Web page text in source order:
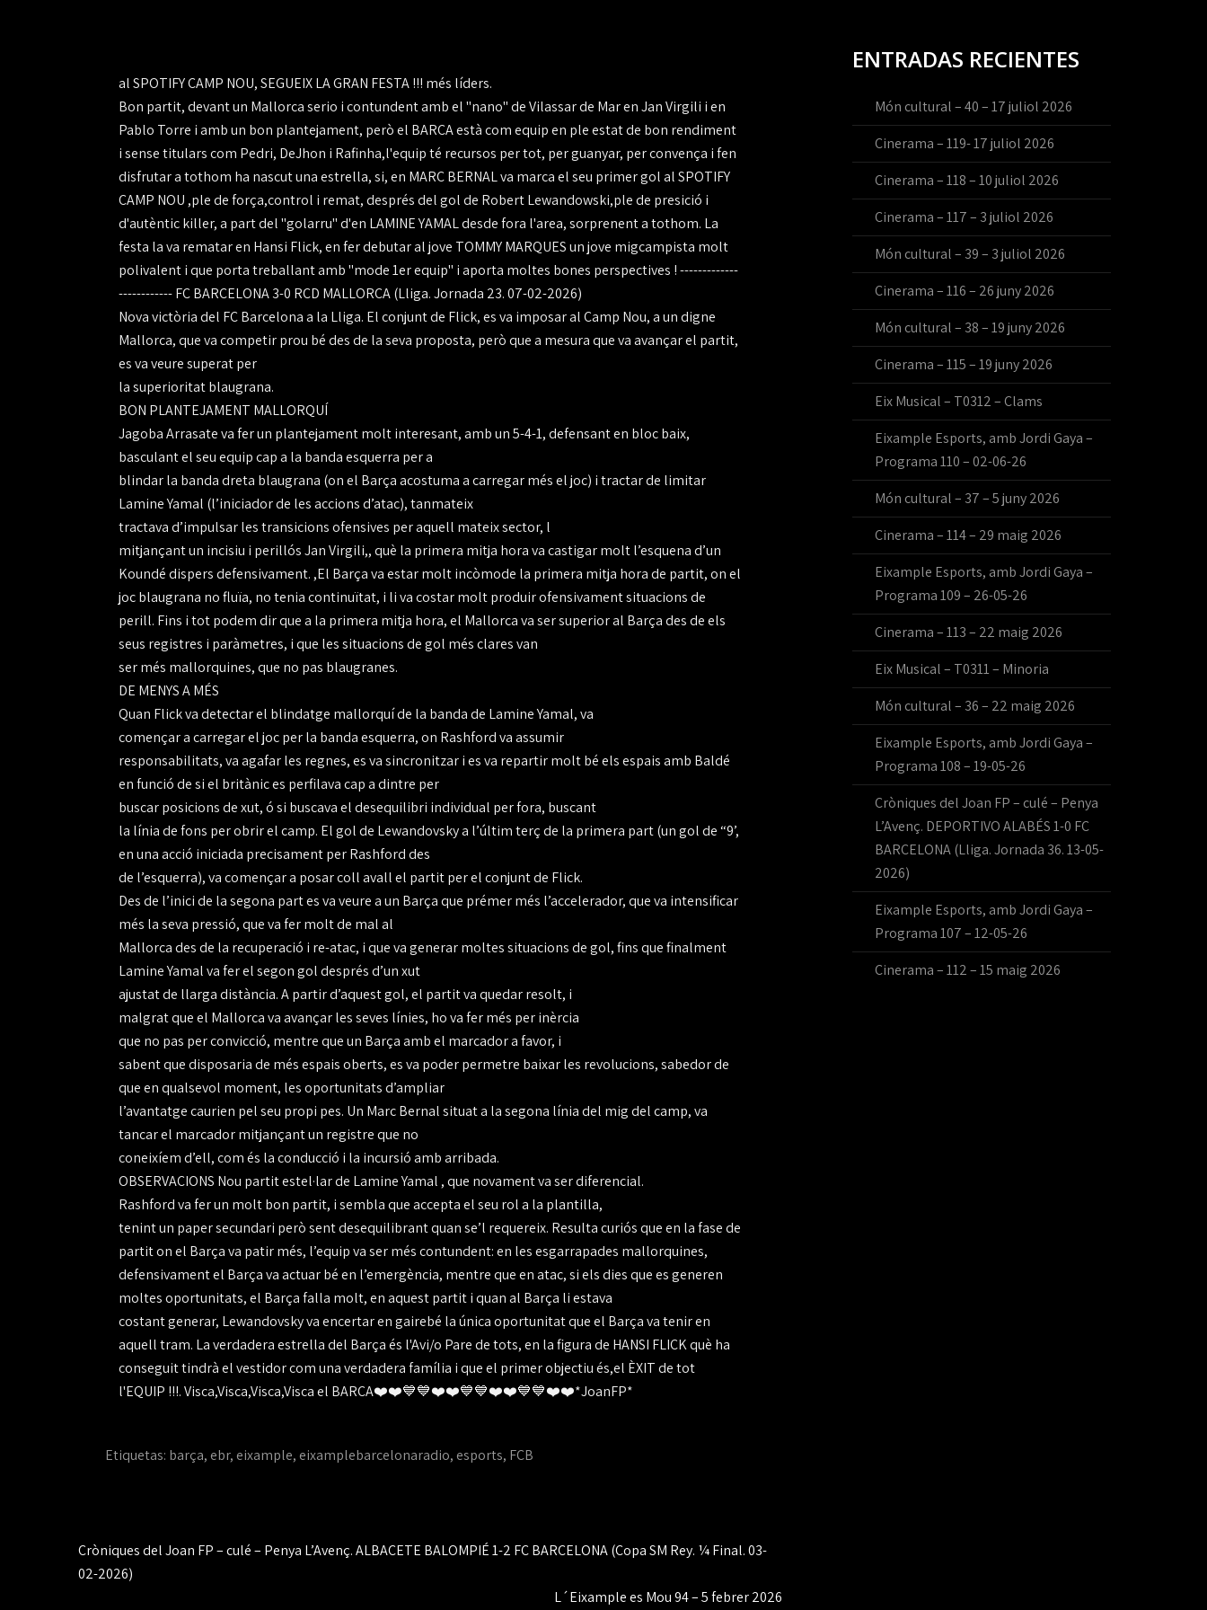
al SPOTIFY CAMP NOU, SEGUEIX LA GRAN FESTA !!! més líders.
Bon partit, devant un Mallorca serio i contundent amb el "nano" de Vilassar de Mar en Jan Virgili i en
Pablo Torre i amb un bon plantejament, però el BARÇA està com equip en ple estat de bon rendiment
i sense titulars com Pedri, DeJhon i Rafinha,l'equip té recursos per tot, per guanyar, per convença i fen
disfrutar a tothom ha nascut una estrella, si, en MARC BERNAL va marca el seu primer gol al SPOTIFY
CAMP NOU ,ple de força,control i remat, després del gol de Robert Lewandowski,ple de presició i
d'autèntic killer, a part del "golarru" d'en LAMINE YAMAL desde fora l'area, sorprenent a tothom. La
festa la va rematar en Hansi Flick, en fer debutar al jove TOMMY MARQUES un jove migcampista molt
polivalent i que porta treballant amb "mode 1er equip" i aporta moltes bones perspectives ! -------------
------------ FC BARCELONA 3-0 RCD MALLORCA (Lliga. Jornada 23. 07-02-2026)
Nova victòria del FC Barcelona a la Lliga. El conjunt de Flick, es va imposar al Camp Nou, a un digne
Mallorca, que va competir prou bé des de la seva proposta, però que a mesura que va avançar el partit,
es va veure superat per
la superioritat blaugrana.
BON PLANTEJAMENT MALLORQUÍ
Jagoba Arrasate va fer un plantejament molt interesant, amb un 5-4-1, defensant en bloc baix,
basculant el seu equip cap a la banda esquerra per a
blindar la banda dreta blaugrana (on el Barça acostuma a carregar més el joc) i tractar de limitar
Lamine Yamal (l’iniciador de les accions d’atac), tanmateix
tractava d’impulsar les transicions ofensives per aquell mateix sector, l
mitjançant un incisiu i perillós Jan Virgili,, què la primera mitja hora va castigar molt l’esquena d’un
Koundé dispers defensivament. ,El Barça va estar molt incòmode la primera mitja hora de partit, on el
joc blaugrana no fluïa, no tenia continuïtat, i li va costar molt produir ofensivament situacions de
perill. Fins i tot podem dir que a la primera mitja hora, el Mallorca va ser superior al Barça des de els
seus registres i paràmetres, i que les situacions de gol més clares van
ser més mallorquines, que no pas blaugranes.
DE MENYS A MÉS
Quan Flick va detectar el blindatge mallorquí de la banda de Lamine Yamal, va
començar a carregar el joc per la banda esquerra, on Rashford va assumir
responsabilitats, va agafar les regnes, es va sincronitzar i es va repartir molt bé els espais amb Baldé
en funció de si el britànic es perfilava cap a dintre per
buscar posicions de xut, ó si buscava el desequilibri individual per fora, buscant
la línia de fons per obrir el camp. El gol de Lewandovsky a l’últim terç de la primera part (un gol de “9’,
en una acció iniciada precisament per Rashford des
de l’esquerra), va començar a posar coll avall el partit per el conjunt de Flick.
Des de l’inici de la segona part es va veure a un Barça que prémer més l’accelerador, que va intensificar
més la seva pressió, que va fer molt de mal al
Mallorca des de la recuperació i re-atac, i que va generar moltes situacions de gol, fins que finalment
Lamine Yamal va fer el segon gol després d’un xut
ajustat de llarga distància. A partir d’aquest gol, el partit va quedar resolt, i
malgrat que el Mallorca va avançar les seves línies, ho va fer més per inèrcia
que no pas per convicció, mentre que un Barça amb el marcador a favor, i
sabent que disposaria de més espais oberts, es va poder permetre baixar les revolucions, sabedor de
que en qualsevol moment, les oportunitats d’ampliar
l’avantatge caurien pel seu propi pes. Un Marc Bernal situat a la segona línia del mig del camp, va
tancar el marcador mitjançant un registre que no
coneixíem d’ell, com és la conducció i la incursió amb arribada.
OBSERVACIONS Nou partit estel·lar de Lamine Yamal , que novament va ser diferencial.
Rashford va fer un molt bon partit, i sembla que accepta el seu rol a la plantilla,
tenint un paper secundari però sent desequilibrant quan se’l requereix. Resulta curiós que en la fase de
partit on el Barça va patir més, l’equip va ser més contundent: en les esgarrapades mallorquines,
defensivament el Barça va actuar bé en l’emergència, mentre que en atac, si els dies que es generen
moltes oportunitats, el Barça falla molt, en aquest partit i quan al Barça li estava
costant generar, Lewandovsky va encertar en gairebé la única oportunitat que el Barça va tenir en
aquell tram. La verdadera estrella del Barça és l'Avi/o Pare de tots, en la figura de HANSI FLICK què ha
conseguit tindrà el vestidor com una verdadera família i que el primer objectiu és,el ÈXIT de tot
l'EQUIP !!!. Visca,Visca,Visca,Visca el BARÇA❤️❤️💙💙❤️❤️💙💙❤️❤️💙💙❤️❤️*JoanFP*
Etiquetas: barça, ebr, eixample, eixamplebarcelonaradio, esports, FCB
Navegación
de
Cròniques del Joan FP – culé – Penya L’Avenç. ALBACETE BALOMPIÉ 1-2 FC BARCELONA (Copa SM Rey. ¼ Final. 03-
02-2026)
L´Eixample es Mou 94 – 5 febrer 2026
ENTRADAS RECIENTES
Món cultural – 40 – 17 juliol 2026
Cinerama – 119- 17 juliol 2026
Cinerama – 118 – 10 juliol 2026
Cinerama – 117 – 3 juliol 2026
Món cultural – 39 – 3 juliol 2026
Cinerama – 116 – 26 juny 2026
Món cultural – 38 – 19 juny 2026
Cinerama – 115 – 19 juny 2026
Eix Musical – T0312 – Clams
Eixample Esports, amb Jordi Gaya –
Programa 110 – 02-06-26
Món cultural – 37 – 5 juny 2026
Cinerama – 114 – 29 maig 2026
Eixample Esports, amb Jordi Gaya –
Programa 109 – 26-05-26
Cinerama – 113 – 22 maig 2026
Eix Musical – T0311 – Minoria
Món cultural – 36 – 22 maig 2026
Eixample Esports, amb Jordi Gaya –
Programa 108 – 19-05-26
Cròniques del Joan FP – culé – Penya
L’Avenç. DEPORTIVO ALABÉS 1-0 FC
BARCELONA (Lliga. Jornada 36. 13-05-
2026)
Eixample Esports, amb Jordi Gaya –
Programa 107 – 12-05-26
Cinerama – 112 – 15 maig 2026